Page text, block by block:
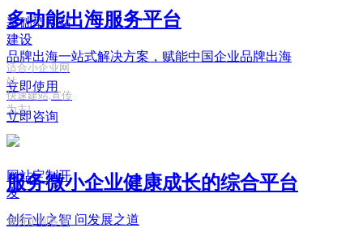
多功能出海服务平台
品牌出海一站式解决方案，赋能中国企业品牌出海
立即使用
立即咨询
服务微小企业健康成长的综合平台
创行业之智 问发展之道
基础型网站
建设
适合小企业网
站
快速建站,宣传
为主!
网站定制开
发
量身定制各类